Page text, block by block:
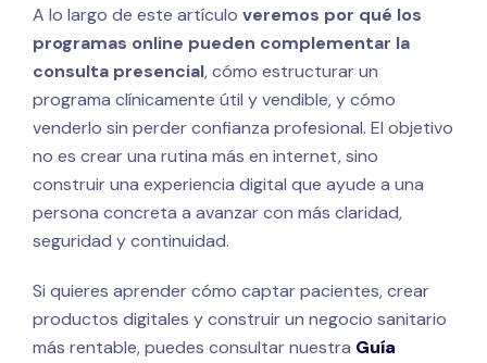
A lo largo de este artículo veremos por qué los
programas online pueden complementar la
consulta presencial, cómo estructurar un
programa clínicamente útil y vendible, y cómo
venderlo sin perder confianza profesional. El objetivo
no es crear una rutina más en internet, sino
construir una experiencia digital que ayude a una
persona concreta a avanzar con más claridad,
seguridad y continuidad.
Si quieres aprender cómo captar pacientes, crear
productos digitales y construir un negocio sanitario
más rentable, puedes consultar nuestra Guía